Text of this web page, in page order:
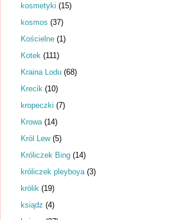
kosmetyki (15)
kosmos (37)
Kościelne (1)
Kotek (111)
Kraina Lodu (68)
Krecik (10)
kropeczki (7)
Krowa (14)
Król Lew (5)
Króliczek Bing (14)
króliczek pleyboya (3)
królik (19)
ksiądz (4)